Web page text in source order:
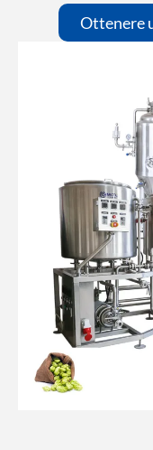
Ottenere